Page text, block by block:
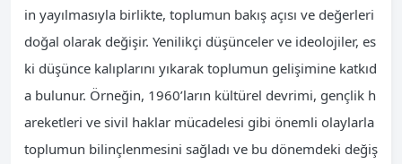
in yayılmasıyla birlikte, toplumun bakış açısı ve değerleri
doğal olarak değişir. Yenilikçi düşünceler ve ideolojiler, es
ki düşünce kalıplarını yıkarak toplumun gelişimine katkıd
a bulunur. Örneğin, 1960’ların kültürel devrimi, gençlik h
areketleri ve sivil haklar mücadelesi gibi önemli olaylarla
toplumun bilinçlenmesini sağladı ve bu dönemdeki değiş